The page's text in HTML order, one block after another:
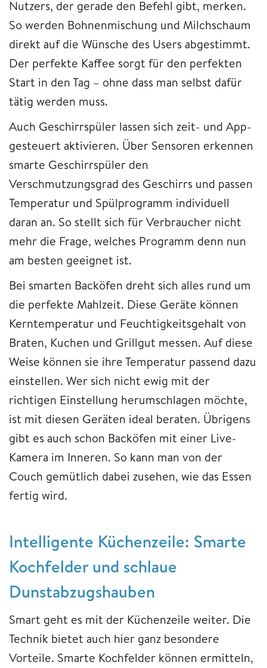
Nutzers, der gerade den Befehl gibt, merken.
So werden Bohnenmischung und Milchschaum
direkt auf die Wünsche des Users abgestimmt.
Der perfekte Kaffee sorgt für den perfekten
Start in den Tag – ohne dass man selbst dafür
tätig werden muss.
Auch Geschirrspüler lassen sich zeit- und App-
gesteuert aktivieren. Über Sensoren erkennen
smarte Geschirrspüler den
Verschmutzungsgrad des Geschirrs und passen
Temperatur und Spülprogramm individuell
daran an. So stellt sich für Verbraucher nicht
mehr die Frage, welches Programm denn nun
am besten geeignet ist.
Bei smarten Backöfen dreht sich alles rund um
die perfekte Mahlzeit. Diese Geräte können
Kerntemperatur und Feuchtigkeitsgehalt von
Braten, Kuchen und Grillgut messen. Auf diese
Weise können sie ihre Temperatur passend dazu
einstellen. Wer sich nicht ewig mit der
richtigen Einstellung herumschlagen möchte,
ist mit diesen Geräten ideal beraten. Übrigens
gibt es auch schon Backöfen mit einer Live-
Kamera im Inneren. So kann man von der
Couch gemütlich dabei zusehen, wie das Essen
fertig wird.
Intelligente Küchenzeile: Smarte
Kochfelder und schlaue
Dunstabzugshauben
Smart geht es mit der Küchenzeile weiter. Die
Technik bietet auch hier ganz besondere
Vorteile. Smarte Kochfelder können ermitteln,